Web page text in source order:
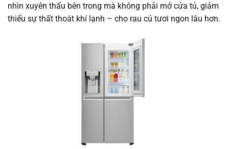
nhìn xuyên thấu bên trong mà không phải mở cửa tủ, giảm
thiểu sự thất thoát khí lạnh – cho rau củ tươi ngon lâu hơn.